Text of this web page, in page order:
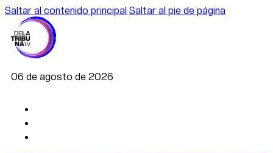
Saltar al contenido principal Saltar al pie de página
06 de agosto de 2026